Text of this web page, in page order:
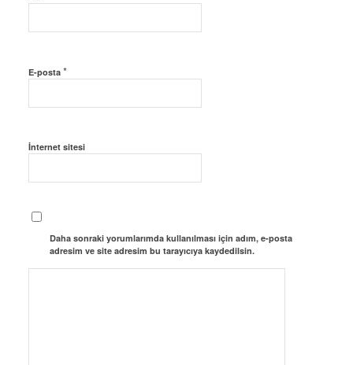
E-posta *
İnternet sitesi
Daha sonraki yorumlarımda kullanılması için adım, e-posta
adresim ve site adresim bu tarayıcıya kaydedilsin.